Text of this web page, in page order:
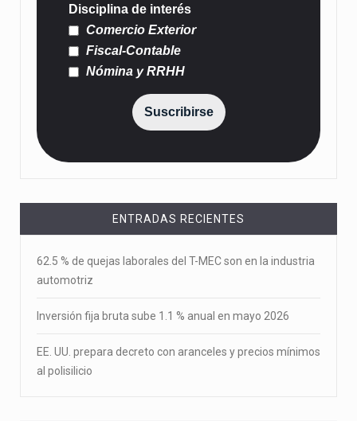
Disciplina de interés
Comercio Exterior
Fiscal-Contable
Nómina y RRHH
Suscribirse
ENTRADAS RECIENTES
62.5 % de quejas laborales del T-MEC son en la industria
automotriz
Inversión fija bruta sube 1.1 % anual en mayo 2026
EE. UU. prepara decreto con aranceles y precios mínimos
al polisilicio